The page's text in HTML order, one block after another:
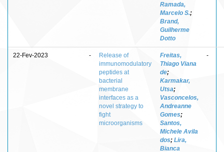
Ramada,
Marcelo S.;
Brand,
Guilherme
Dotto
22-Fev-2023 -
Release of
immunomodulatory
peptides at
bacterial
membrane
interfaces as a
novel strategy to
fight
microorganisms
Freitas,
Thiago Viana
de;
Karmakar,
Utsa;
Vasconcelos,
Andreanne
Gomes;
Santos,
Michele Avila
dos; Lira,
Bianca
-